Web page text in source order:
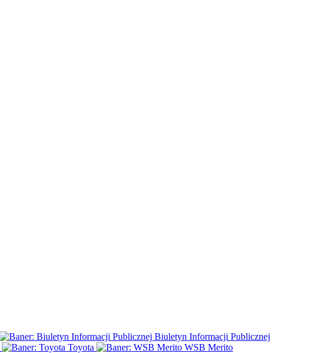
Biuletyn Informacji Publicznej
Toyota WSB Merito